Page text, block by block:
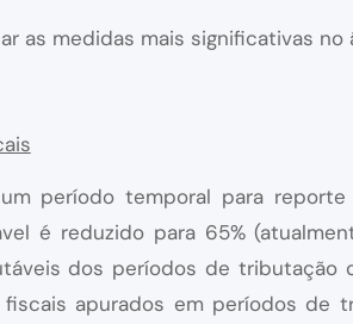
as medidas mais significativas no
período temporal para
é reduzido para 65%
dos períodos de tributação
apurados em períodos de